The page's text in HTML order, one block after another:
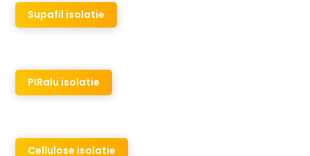
Supafil isolatie
PIRalu isolatie
Cellulose isolatie